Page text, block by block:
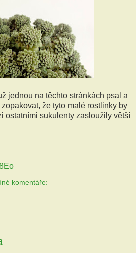
jednou na těchto stránkách psal a
že tyto malé rostlinky by
ostatními sukulenty zasloužily větší
komentáře: